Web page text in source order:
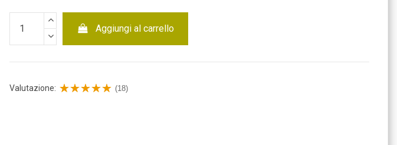
Aggiungi al carrello
Valutazione: (18)